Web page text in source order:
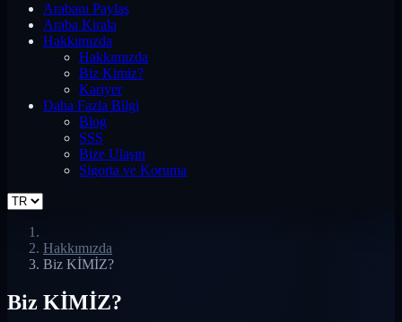
Arabanı Paylaş
Araba Kirala
Hakkımızda
Hakkımızda
Biz Kimiz?
Kariyer
Daha Fazla Bilgi
Blog
SSS
Bize Ulaşın
Sigorta ve Koruma
Hakkımızda
Biz KİMİZ?
Biz KİMİZ?